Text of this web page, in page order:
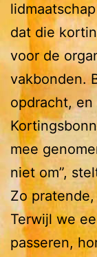
dat die
voor de
vakbonden.
opdracht, en
mee
niet om”,
Zo
Terwijl we
passeren,